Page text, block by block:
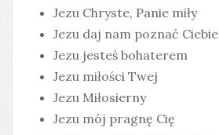
Jezu Chryste, Panie miły
Jezu daj nam poznać Ciebie
Jezu jesteś bohaterem
Jezu miłości Twej
Jezu Miłosierny
Jezu mój pragnę Cię